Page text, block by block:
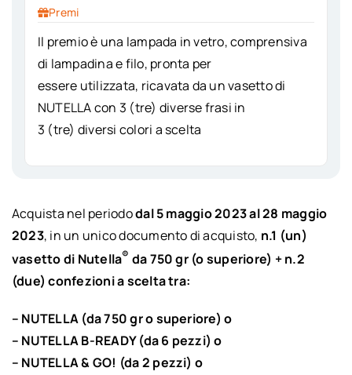
Premi
Il premio è una lampada in vetro, comprensiva
di lampadina e filo, pronta per
essere utilizzata, ricavata da un vasetto di
NUTELLA con 3 (tre) diverse frasi in
3 (tre) diversi colori a scelta
Acquista nel periododal5 maggio 2023 al 28 maggio
2023, in un unico documento di acquisto, n.1 (un)
vasetto di Nutella® da 750 gr (o superiore) + n.2
(due) confezioni a scelta tra:
– NUTELLA (da 750 gr o superiore) o
– NUTELLA B-READY (da 6 pezzi) o
– NUTELLA & GO! (da 2 pezzi) o